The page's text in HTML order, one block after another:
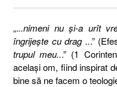
„...nimeni nu şi-a urît
îngrijeşte cu drag ...”
trupul meu...” (1
acelaşi om, fiind inspirat
bine să ne facem o